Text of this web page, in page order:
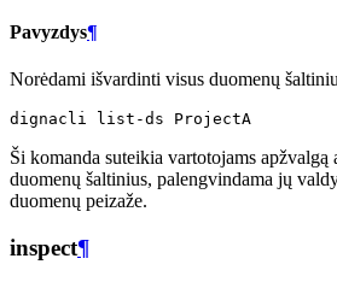
Pavyzdys¶
Norėdami išvardinti visus duomenų
dignacli list-ds
Ši komanda suteikia vartotojams apžvalgą
duomenų šaltinius, palengvindama jų
duomenų peizaže.
inspect¶